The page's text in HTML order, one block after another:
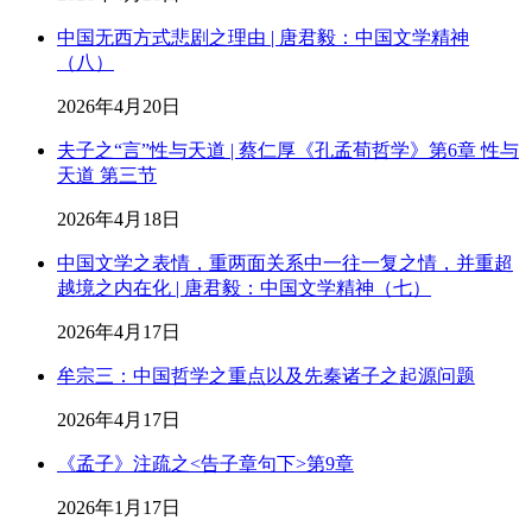
中国无西方式悲剧之理由 | 唐君毅：中国文学精神
（八）
2026年4月20日
夫子之“言”性与天道 | 蔡仁厚《孔孟荀哲学》第6章 性与
天道 第三节
2026年4月18日
中国文学之表情，重两面关系中一往一复之情，并重超
越境之内在化 | 唐君毅：中国文学精神（七）
2026年4月17日
牟宗三：中国哲学之重点以及先秦诸子之起源问题
2026年4月17日
《孟子》注疏之<告子章句下>第9章
2026年1月17日